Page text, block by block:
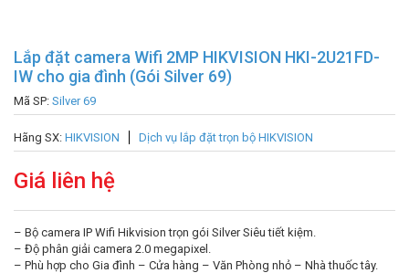
Lắp đặt camera Wifi 2MP HIKVISION HKI-2U21FD-
IW cho gia đình (Gói Silver 69)
Mã SP: Silver 69
Hãng SX: HIKVISION Dịch vụ lắp đặt trọn bộ HIKVISION
Giá liên hệ
– Bộ camera IP Wifi Hikvision trọn gói Silver Siêu tiết kiệm.
– Độ phân giải camera 2.0 megapixel.
– Phù hợp cho Gia đình – Cửa hàng – Văn Phòng nhỏ – Nhà thuốc tây.